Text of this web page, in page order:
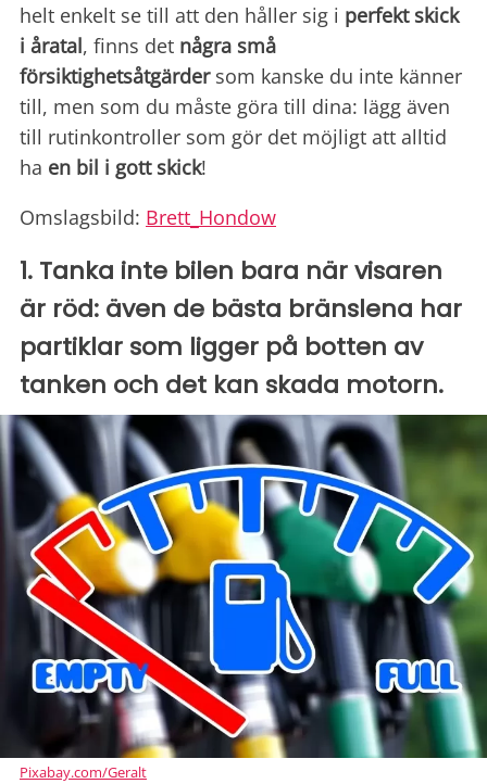
helt enkelt se till att den håller sig i perfekt skick
i åratal, finns det några små
försiktighetsåtgärdersom kanske du inte känner
till, men som du måste göra till dina: lägg även
till rutinkontroller som gör det möjligt att alltid
ha en bil i gott skick!
Omslagsbild: Brett_Hondow
1. Tanka inte bilen bara när visaren
är röd: även de bästa bränslena har
partiklar som ligger på botten av
tanken och det kan skada motorn.
Pixabay.com/Geralt